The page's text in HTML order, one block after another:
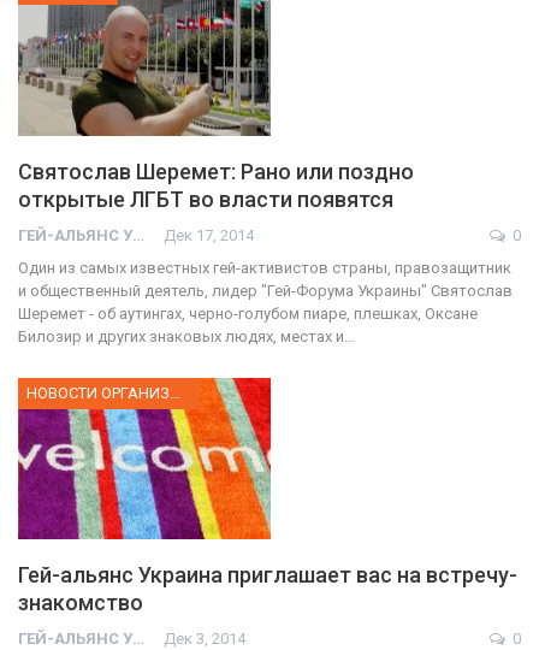
Святослав Шеремет: Рано или поздно
открытые ЛГБТ во власти появятся
ГЕЙ-АЛЬЯНС УКРАИНА Дек 17, 2014
0
Один из самых известных гей-активистов страны, правозащитник
и общественный деятель, лидер "Гей-Форума Украины" Святослав
Шеремет - об аутингах, черно-голубом пиаре, плешках, Оксане
Билозир и других знаковых людях, местах и…
Гей-альянс Украина приглашает вас на встречу-
знакомство
ГЕЙ-АЛЬЯНС УКРАИНА Дек 3, 2014
0